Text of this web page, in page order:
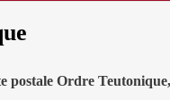
postale Ordre